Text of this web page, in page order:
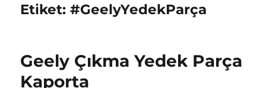
Etiket:#GeelyYedekParça
Geely Çıkma Yedek Parça
Kaporta